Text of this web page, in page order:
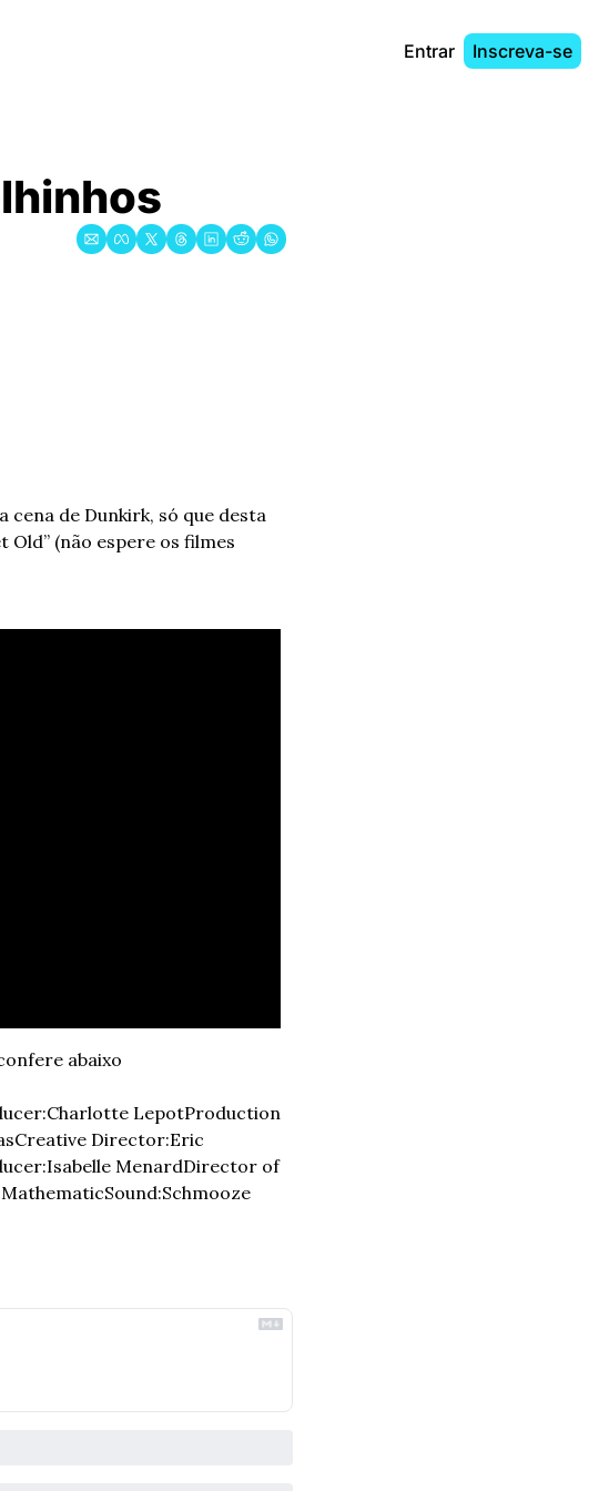
Entrar Inscreva-se
cena de Dunkirk, só que desta
Old” (não espere os filmes
abaixo
Charlotte LepotProduction
Creative Director:Eric
Isabelle MenardDirector of
MathematicSound:Schmooze